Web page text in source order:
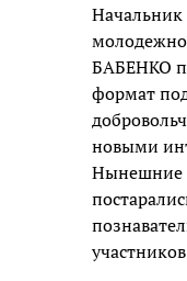
Начальник
БАБЕНКО
формат
новыми
Нынешние